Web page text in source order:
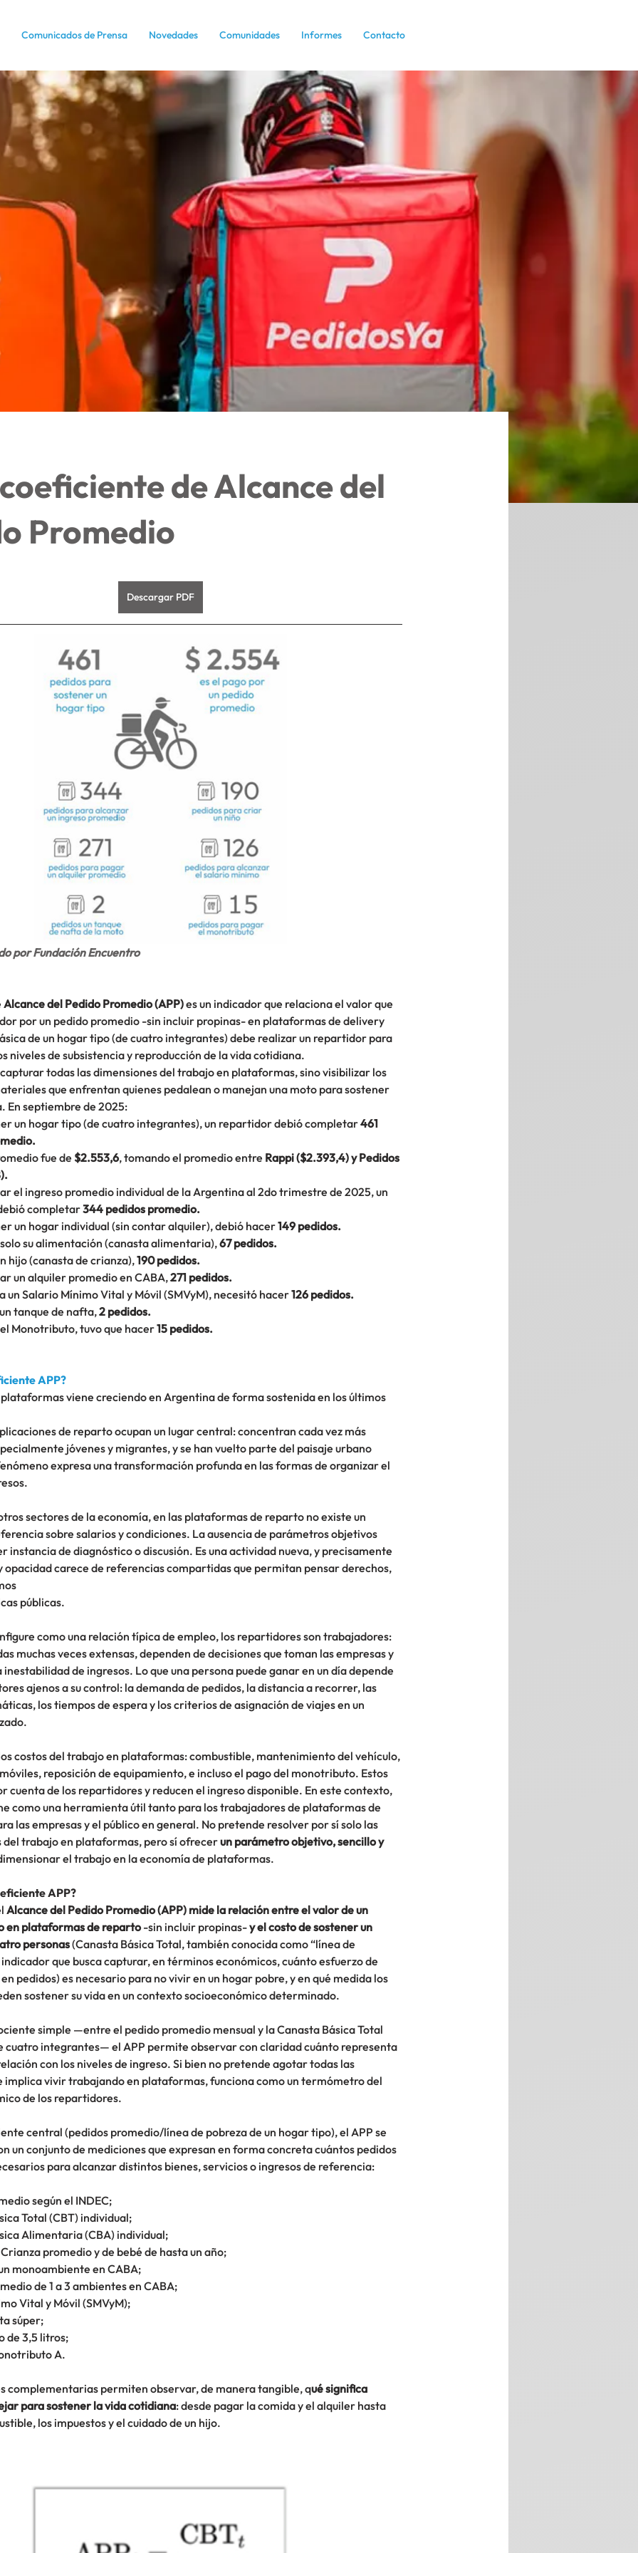
Comunicados de Prensa Novedades Comunidades Informes Contacto
de Alcance del
Promedio
Descargar PDF
por Fundación Encuentro
Alcance del Pedido Promedio (APP) es un indicador que relaciona el valor que
por un pedido promedio -sin incluir propinas- en plataformas de delivery
de un hogar tipo (de cuatro integrantes) debe realizar un repartidor para
niveles de subsistencia y reproducción de la vida cotidiana.
capturar todas las dimensiones del trabajo en plataformas, sino visibilizar los
que enfrentan quienes pedalean o manejan una moto para sostener
En septiembre de 2025:
un hogar tipo (de cuatro integrantes), un repartidor debió completar 461
fue de $2.553,6, tomando el promedio entre Rappi ($2.393,4) y Pedidos
el ingreso promedio individual de la Argentina al 2do trimestre de 2025, un
completar 344 pedidos promedio.
un hogar individual (sin contar alquiler), debió hacer 149 pedidos.
su alimentación (canasta alimentaria), 67 pedidos.
hijo (canasta de crianza), 190 pedidos.
un alquiler promedio en CABA, 271 pedidos.
un Salario Mínimo Vital y Móvil (SMVyM), necesitó hacer 126 pedidos.
tanque de nafta, 2 pedidos.
Monotributo, tuvo que hacer 15 pedidos.
APP?
viene creciendo en Argentina de forma sostenida en los últimos
de reparto ocupan un lugar central: concentran cada vez más
jóvenes y migrantes, y se han vuelto parte del paisaje urbano
expresa una transformación profunda en las formas de organizar el
sectores de la economía, en las plataformas de reparto no existe un
sobre salarios y condiciones. La ausencia de parámetros objetivos
instancia de diagnóstico o discusión. Es una actividad nueva, y precisamente
opacidad carece de referencias compartidas que permitan pensar derechos,
públicas.
como una relación típica de empleo, los repartidores son trabajadores:
muchas veces extensas, dependen de decisiones que toman las empresas y
de ingresos. Lo que una persona puede ganar en un día depende
ajenos a su control: la demanda de pedidos, la distancia a recorrer, las
los tiempos de espera y los criterios de asignación de viajes en un
costos del trabajo en plataformas: combustible, mantenimiento del vehículo,
reposición de equipamiento, e incluso el pago del monotributo. Estos
cuenta de los repartidores y reducen el ingreso disponible. En este contexto,
como una herramienta útil tanto para los trabajadores de plataformas de
las empresas y el público en general. No pretende resolver por sí solo las
del trabajo en plataformas, pero sí ofrecer un parámetro objetivo, sencillo y
el trabajo en la economía de plataformas.
APP?
Alcance del Pedido Promedio (APP) mide la relación entre el valor de un
en plataformas de reparto -sin incluir propinas- y el costo de sostener un
personas (Canasta Básica Total, también conocida como “línea de
indicador que busca capturar, en términos económicos, cuánto esfuerzo de
pedidos) es necesario para no vivir en un hogar pobre, y en qué medida los
sostener su vida en un contexto socioeconómico determinado.
simple —entre el pedido promedio mensual y la Canasta Básica Total
cuatro integrantes— el APP permite observar con claridad cuánto representa
con los niveles de ingreso. Si bien no pretende agotar todas las
implica vivir trabajando en plataformas, funciona como un termómetro del
de los repartidores.
central (pedidos promedio/línea de pobreza de un hogar tipo), el APP se
un conjunto de mediciones que expresan en forma concreta cuántos pedidos
para alcanzar distintos bienes, servicios o ingresos de referencia:
según el INDEC;
Total (CBT) individual;
Alimentaria (CBA) individual;
promedio y de bebé de hasta un año;
monoambiente en CABA;
de 1 a 3 ambientes en CABA;
Vital y Móvil (SMVyM);
súper;
de 3,5 litros;
A.
complementarias permiten observar, de manera tangible, qué significa
para sostener la vida cotidiana: desde pagar la comida y el alquiler hasta
los impuestos y el cuidado de un hijo.